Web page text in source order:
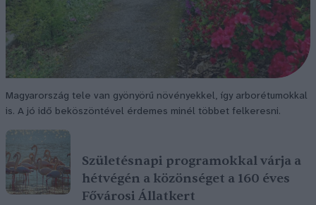
Magyarország tele van gyönyörű növényekkel, így arborétumokkal
is. A jó idő beköszöntével érdemes minél többet felkeresni.
Születésnapi programokkal várja a
hétvégén a közönséget a 160 éves
Fővárosi Állatkert